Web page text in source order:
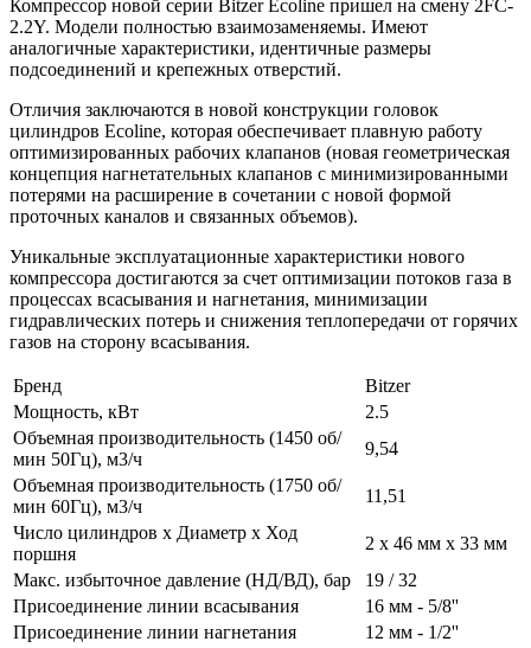
Компрессор новой серии Bitzer Ecoline пришел на смену 2FC-
2.2Y. Модели полностью взаимозаменяемы. Имеют
аналогичные характеристики, идентичные размеры
подсоединений и крепежных отверстий.
Отличия заключаются в новой конструкции головок
цилиндров Ecoline, которая обеспечивает плавную работу
оптимизированных рабочих клапанов (новая геометрическая
концепция нагнетательных клапанов с минимизированными
потерями на расширение в сочетании с новой формой
проточных каналов и связанных объемов).
Уникальные эксплуатационные характеристики нового
компрессора достигаются за счет оптимизации потоков газа в
процессах всасывания и нагнетания, минимизации
гидравлических потерь и снижения теплопередачи от горячих
газов на сторону всасывания.
Бренд
Bitzer
Мощность, кВт
2.5
Объемная производительность (1450 об/
мин 50Гц), м3/ч
9,54
Объемная производительность (1750 об/
мин 60Гц), м3/ч
11,51
Число цилиндров х Диаметр х Ход
поршня
2 x 46 мм x 33 мм
Макс. избыточное давление (НД/ВД), бар
19 / 32
Присоединение линии всасывания
16 мм - 5/8''
Присоединение линии нагнетания
12 мм - 1/2''